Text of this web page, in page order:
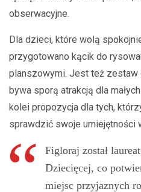
obserwacyjne.
Dla dzieci, które wolą
przygotowano kącik do
planszowymi. Jest też zestaw
bywa sporą atrakcją dla
kolei propozycja dla tych,
sprawdzić swoje umiejętności
Figloraj został
Dziecięcej, co
miejsc przyjaznych